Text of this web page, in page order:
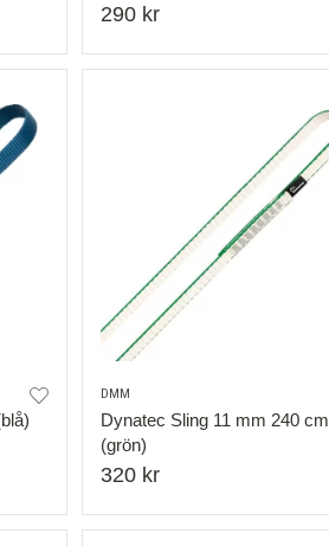
290 kr
DMM
Dynatec Sling 11 mm 240 cm
(grön)
320 kr